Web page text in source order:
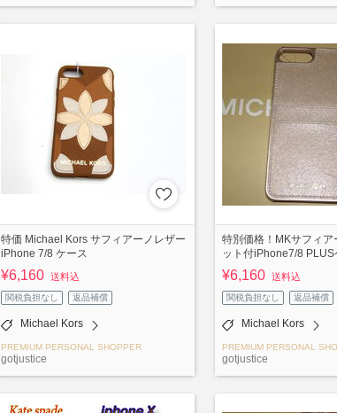
特価 Michael Kors サフィアーノレザー
iPhone 7/8 ケース
¥6,160 送料込
関税負担なし 返品補償
Michael Kors
PREMIUM PERSONAL SHOPPER
gotjustice
特別価格！MKサフィア
ット付iPhone7/8 PLUS
¥6,160 送料込
関税負担なし 返品補償
Michael Kors
PREMIUM PERSONAL
gotjustice